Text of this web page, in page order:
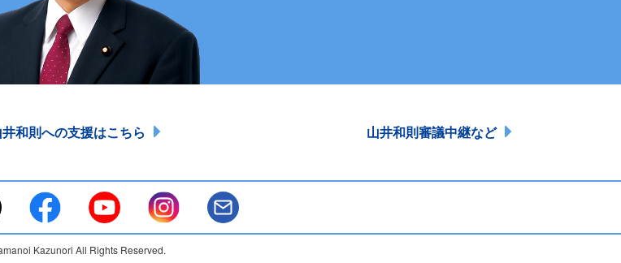
和則への支援はこちら 山井和則審議中継など
Kazunori All Rights Reserved.